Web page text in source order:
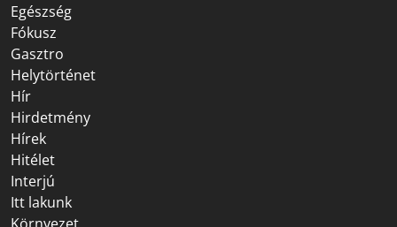
Egészség
Fókusz
Gasztro
Helytörténet
Hír
Hirdetmény
Hírek
Hitélet
Interjú
Itt lakunk